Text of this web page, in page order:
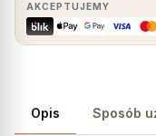
AKCEPTUJEMY
Opis Sposób